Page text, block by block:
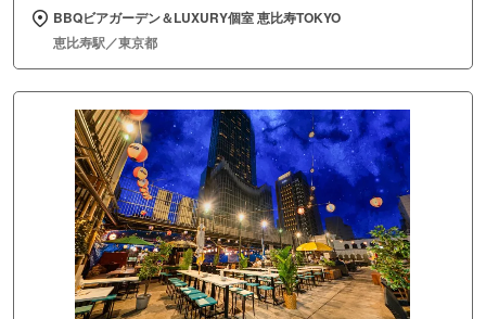
BBQビアガーデン＆LUXURY個室 恵比寿TOKYO
恵比寿駅／東京都